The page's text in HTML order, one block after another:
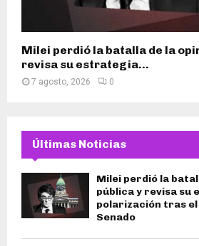
Milei perdió la batalla de la
revisa su estrategia...
7 agosto, 2026 0
Últimas Noticias
Milei perdió la
pública y revisa su
polarización tras el
Senado